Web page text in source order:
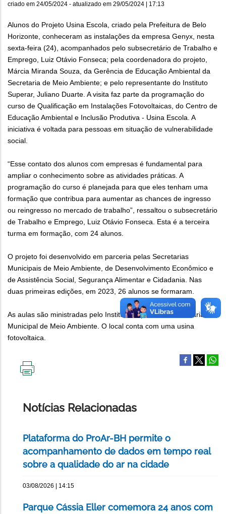
criado em 24/05/2024 - atualizado em 29/05/2024 | 17:13
Alunos do Projeto Usina Escola, criado pela Prefeitura de Belo
Horizonte, conheceram as instalações da empresa Genyx, nesta
sexta-feira (24), acompanhados pelo subsecretário de Trabalho e
Emprego, Luiz Otávio Fonseca; pela coordenadora do projeto,
Márcia Miranda Souza, da Gerência de Educação Ambiental da
Secretaria de Meio Ambiente; e pelo representante do Instituto
Superar, Juliano Duarte. A visita faz parte da programação do
curso de Qualificação em Instalações Fotovoltaicas, do Centro de
Educação Ambiental e Inclusão Produtiva - Usina Escola. A
iniciativa é voltada para pessoas em situação de vulnerabilidade
social.
“Esse contato dos alunos com empresas é fundamental para
ampliar o conhecimento sobre as atividades práticas. A
programação do curso é planejada para que eles tenham uma
formação que contribua para aumentar as chances de ingresso
ou reingresso no mercado de trabalho”, ressaltou o subsecretário
de Trabalho e Emprego, Luiz Otávio Fonseca. Esta é a terceira
turma em formação, com 24 alunos.
O projeto foi desenvolvido em parceria pelas Secretarias
Municipais de Meio Ambiente, de Desenvolvimento Econômico e
de Assistência Social, Segurança Alimentar e Cidadania. Nas
duas primeiras edições, em 2023, 26 alunos se formaram.
As aulas são ministradas pelo Instituto Superar, na Secretaria
Municipal de Meio Ambiente. O local conta com uma usina
fotovoltaica.
Notícias Relacionadas
Plataforma do ProAr-BH permite o
acompanhamento de dados em tempo real
sobre a qualidade do ar na cidade
03/08/2026 | 14:15
Parque Cássia Eller comemora 24 anos com